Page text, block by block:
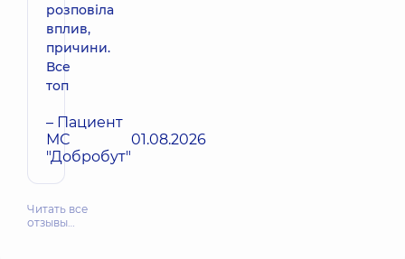
розповіла
вплив,
причини.
Все
топ
– Пациент
МС
"Добробут"
01.08.2026
Читать все
отзывы…